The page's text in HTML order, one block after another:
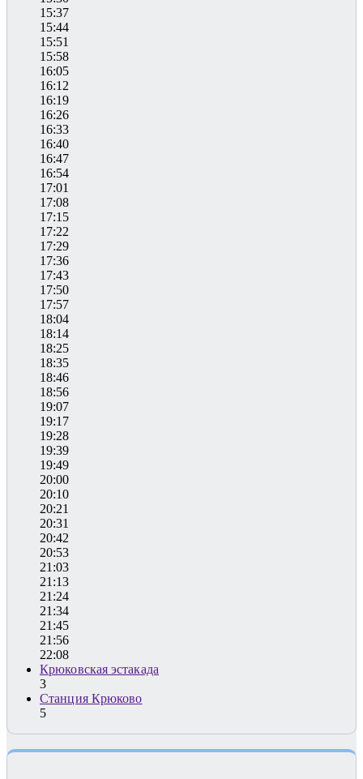
15:37
15:44
15:51
15:58
16:05
16:12
16:19
16:26
16:33
16:40
16:47
16:54
17:01
17:08
17:15
17:22
17:29
17:36
17:43
17:50
17:57
18:04
18:14
18:25
18:35
18:46
18:56
19:07
19:17
19:28
19:39
19:49
20:00
20:10
20:21
20:31
20:42
20:53
21:03
21:13
21:24
21:34
21:45
21:56
22:08
Крюковская эстакада
3
Станция Крюково
5